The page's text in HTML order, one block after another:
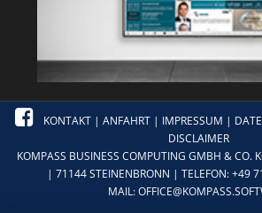
KONTAKT| ANFAHRT| IMPRESSUM |
DISCLAIMER
KOMPASS BUSINESS COMPUTING GMBH & CO.
| 71144 STEINENBRONN | TELEFON: +49
MAIL: